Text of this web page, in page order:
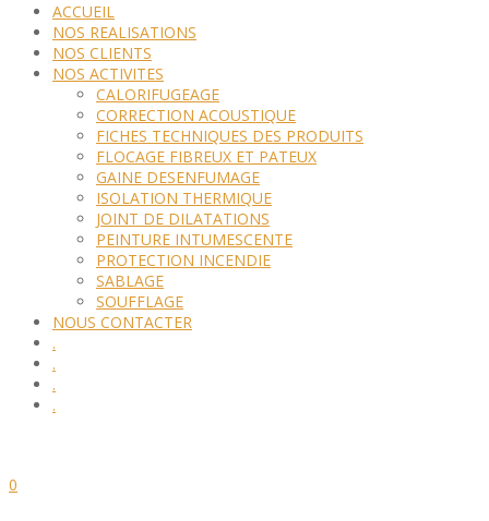
ACCUEIL
NOS REALISATIONS
NOS CLIENTS
NOS ACTIVITES
CALORIFUGEAGE
CORRECTION ACOUSTIQUE
FICHES TECHNIQUES DES PRODUITS
FLOCAGE FIBREUX ET PATEUX
GAINE DESENFUMAGE
ISOLATION THERMIQUE
JOINT DE DILATATIONS
PEINTURE INTUMESCENTE
PROTECTION INCENDIE
SABLAGE
SOUFFLAGE
NOUS CONTACTER
.
.
.
.
0